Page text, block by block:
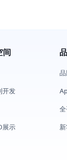
间
开发
展示